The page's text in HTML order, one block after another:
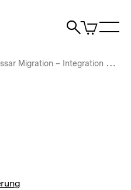
Suche
Artikel
im
Migration – Integration – Flucht & Asyl